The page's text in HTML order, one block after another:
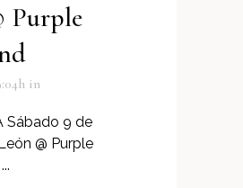
Purple
in
Sábado 9 de
@ Purple